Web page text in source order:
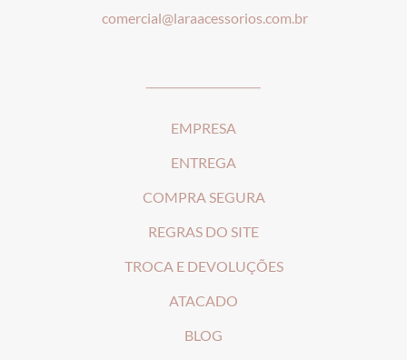
comercial@laraacessorios.com.br
EMPRESA
ENTREGA
COMPRA SEGURA
REGRAS DO SITE
TROCA E DEVOLUÇÕES
ATACADO
BLOG